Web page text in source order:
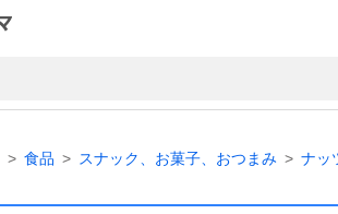
食品 スナック、お菓子、おつまみ ナッ